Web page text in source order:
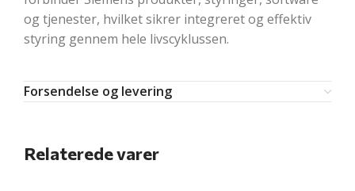
og tjenester, hvilket sikrer integreret og effektiv
styring gennem hele livscyklussen.
Forsendelse og levering
Relaterede varer